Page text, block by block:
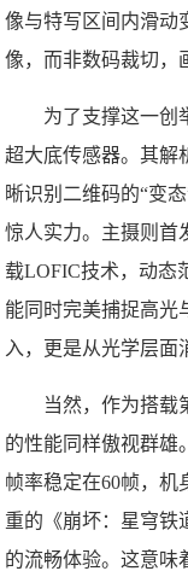
像与特写区间内滑动
像，而非数码裁切，
为了支撑这一创
超大底传感器。其解
晰识别二维码的“变
惊人实力。主摄则首
载LOFIC技术，动态
能同时完美捕捉高光
入，更是从光学层面
当然，作为搭载
的性能同样傲视群雄
帧率稳定在60帧，
重的《崩坏：星穹铁
的流畅体验。这意味